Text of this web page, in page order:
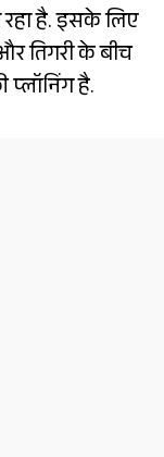
है. इसके लिए
तिगरी के बीच
प्लॉनिंग है.